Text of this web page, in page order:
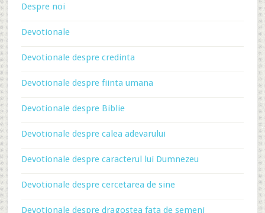
Despre noi
Devotionale
Devotionale despre credinta
Devotionale despre fiinta umana
Devotionale despre Biblie
Devotionale despre calea adevarului
Devotionale despre caracterul lui Dumnezeu
Devotionale despre cercetarea de sine
Devotionale despre dragostea fata de semeni